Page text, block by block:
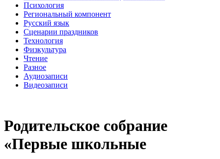
Психология
Региональный компонент
Русский язык
Сценарии праздников
Технология
Физкультура
Чтение
Разное
Аудиозаписи
Видеозаписи
Родительское собрание
«Первые школьные